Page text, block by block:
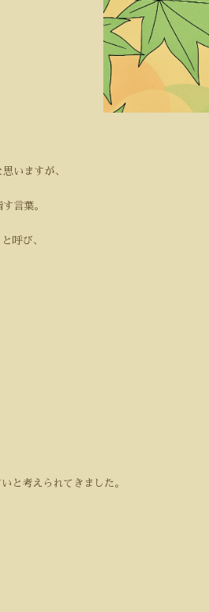
いますが、
言葉。
呼び、
と考えられてきました。